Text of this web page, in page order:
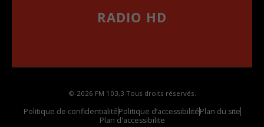
RADIO HD
© 2026 FM 103,3 Tous droits réservés.
Politique de confidentialitéPolitique d’accessibilitéPlan du site
Plan d'accessibilite